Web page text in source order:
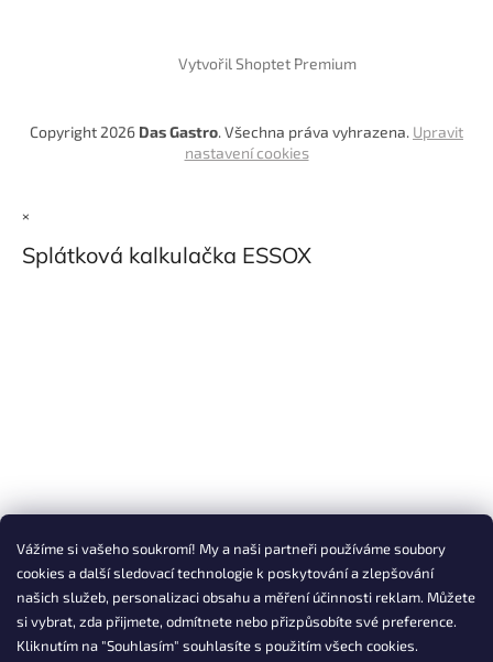
Vážíme si vašeho soukromí! My a naši partneři používáme soubory
cookies a další sledovací technologie k poskytování a zlepšování
našich služeb, personalizaci obsahu a měření účinnosti reklam. Můžete
si vybrat, zda přijmete, odmítnete nebo přizpůsobíte své preference.
Kliknutím na "Souhlasím" souhlasíte s použitím všech cookies.
Vytvořil Shoptet Premium
Copyright 2026 Das Gastro. Všechna práva vyhrazena. Upravit
nastavení cookies
×
Splátková kalkulačka ESSOX